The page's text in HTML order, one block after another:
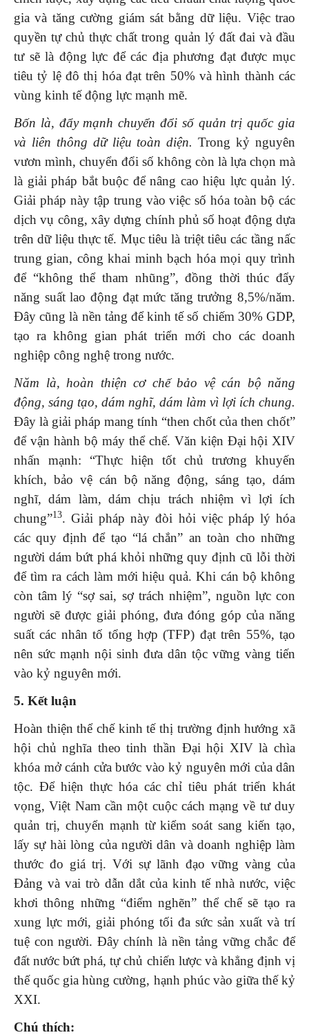
gia và tăng cường giám sát bằng dữ liệu. Việc trao
quyền tự chủ thực chất trong quản lý đất đai và đầu
tư sẽ là động lực để các địa phương đạt được mục
tiêu tỷ lệ đô thị hóa đạt trên 50% và hình thành các
vùng kinh tế động lực mạnh mẽ.
Bốn là, đẩy mạnh chuyển đổi số quản trị quốc gia
và liên thông dữ liệu toàn diện. Trong kỷ nguyên
vươn mình, chuyển đổi số không còn là lựa chọn mà
là giải pháp bắt buộc để nâng cao hiệu lực quản lý.
Giải pháp này tập trung vào việc số hóa toàn bộ các
dịch vụ công, xây dựng chính phủ số hoạt động dựa
trên dữ liệu thực tế. Mục tiêu là triệt tiêu các tầng nấc
trung gian, công khai minh bạch hóa mọi quy trình
để “không thể tham nhũng”, đồng thời thúc đẩy
năng suất lao động đạt mức tăng trưởng 8,5%/năm.
Đây cũng là nền tảng để kinh tế số chiếm 30% GDP,
tạo ra không gian phát triển mới cho các doanh
nghiệp công nghệ trong nước.
Năm là, hoàn thiện cơ chế bảo vệ cán bộ năng
động, sáng tạo, dám nghĩ, dám làm vì lợi ích chung.
Đây là giải pháp mang tính “then chốt của then chốt”
để vận hành bộ máy thể chế. Văn kiện Đại hội XIV
nhấn mạnh: “Thực hiện tốt chủ trương khuyến
khích, bảo vệ cán bộ năng động, sáng tạo, dám
nghĩ, dám làm, dám chịu trách nhiệm vì lợi ích
chung”13. Giải pháp này đòi hỏi việc pháp lý hóa
các quy định để tạo “lá chắn” an toàn cho những
người dám bứt phá khỏi những quy định cũ lỗi thời
để tìm ra cách làm mới hiệu quả. Khi cán bộ không
còn tâm lý “sợ sai, sợ trách nhiệm”, nguồn lực con
người sẽ được giải phóng, đưa đóng góp của năng
suất các nhân tố tổng hợp (TFP) đạt trên 55%, tạo
nên sức mạnh nội sinh đưa dân tộc vững vàng tiến
vào kỷ nguyên mới.
5. Kết luận
Hoàn thiện thể chế kinh tế thị trường định hướng xã
hội chủ nghĩa theo tinh thần Đại hội XIV là chìa
khóa mở cánh cửa bước vào kỷ nguyên mới của dân
tộc. Để hiện thực hóa các chỉ tiêu phát triển khát
vọng, Việt Nam cần một cuộc cách mạng về tư duy
quản trị, chuyển mạnh từ kiểm soát sang kiến tạo,
lấy sự hài lòng của người dân và doanh nghiệp làm
thước đo giá trị. Với sự lãnh đạo vững vàng của
Đảng và vai trò dẫn dắt của kinh tế nhà nước, việc
khơi thông những “điểm nghẽn” thể chế sẽ tạo ra
xung lực mới, giải phóng tối đa sức sản xuất và trí
tuệ con người. Đây chính là nền tảng vững chắc để
đất nước bứt phá, tự chủ chiến lược và khẳng định vị
thế quốc gia hùng cường, hạnh phúc vào giữa thế kỷ
XXI.
Chú thích: